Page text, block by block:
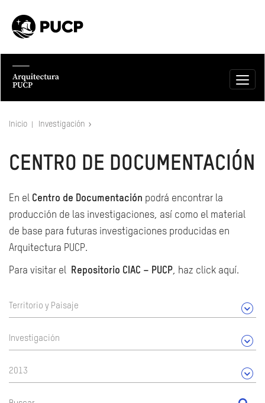
Inicio Investigación
CENTRO DE DOCUMENTACIÓN
En el Centro de Documentación podrá encontrar la
producción de las investigaciones, así como el material
de base para futuras investigaciones producidas en
Arquitectura PUCP.
Para visitar el Repositorio CIAC – PUCP, haz click aquí.
Territorio y Paisaje
Investigación
2013